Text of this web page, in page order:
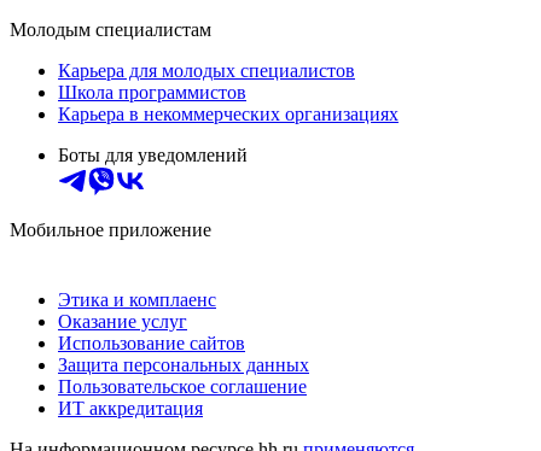
Молодым специалистам
Карьера для молодых специалистов
Школа программистов
Карьера в некоммерческих организациях
Боты для уведомлений
Мобильное приложение
Этика и комплаенс
Оказание услуг
Использование сайтов
Защита персональных данных
Пользовательское соглашение
ИТ аккредитация